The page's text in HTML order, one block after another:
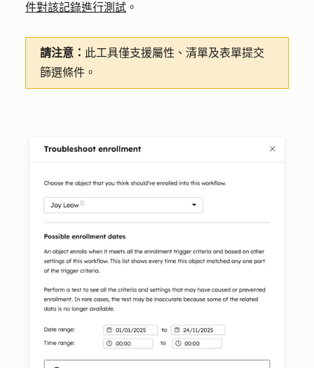
件對該記錄進行測試 。
請注意： 此工具僅支援屬性、清單及表單提交
篩選條件。